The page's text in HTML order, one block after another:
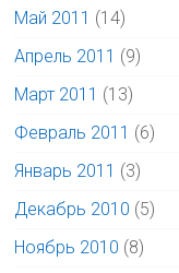
Май 2011 (14)
Апрель 2011 (9)
Март 2011 (13)
Февраль 2011 (6)
Январь 2011 (3)
Декабрь 2010 (5)
Ноябрь 2010 (8)